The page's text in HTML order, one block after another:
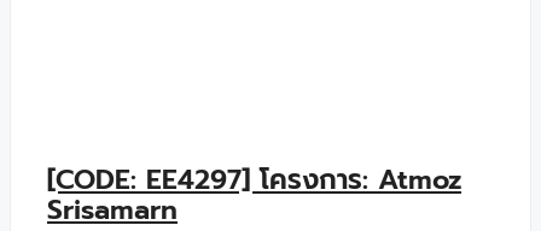
[CODE: EE4297] โครงการ: Atmoz
Srisamarn